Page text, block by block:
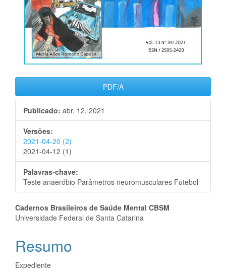
PDF/A
Publicado: abr. 12, 2021
Versões:
2021-04-20 (2)
2021-04-12 (1)
Palavras-chave:
Teste anaeróbio Parâmetros neuromusculares Futebol
Conteúdo
artigo
principal
Cadernos Brasileiros de Saúde Mental CBSM
Universidade Federal de Santa Catarina
Resumo
Expediente